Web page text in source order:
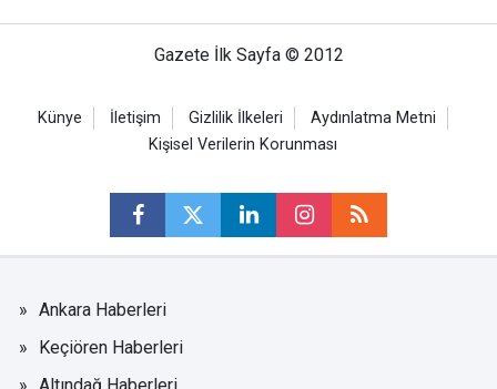
Gazete İlk Sayfa © 2012
Künye İletişim Gizlilik İlkeleri
Aydınlatma Metni
Kişisel Verilerin Korunması
Ankara Haberleri
Keçiören Haberleri